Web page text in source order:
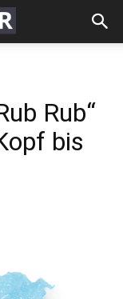
Rub“
bis